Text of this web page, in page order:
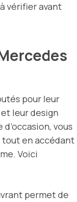
vérifier avant
pour leur
leur design
vous
tout en accédant
Voici
permet de